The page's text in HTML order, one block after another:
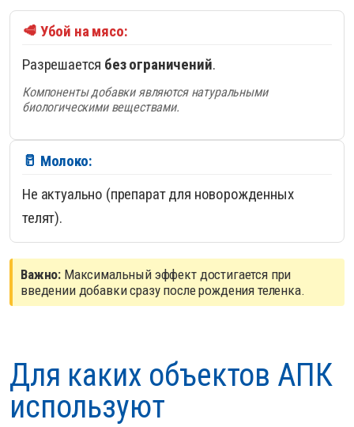
🥩 Убой на мясо:
Разрешается без ограничений.
Компоненты добавки являются натуральными
биологическими веществами.
🥛 Молоко:
Не актуально (препарат для новорожденных
телят).
Важно: Максимальный эффект достигается при
введении добавки сразу после рождения теленка.
Для каких объектов АПК
используют